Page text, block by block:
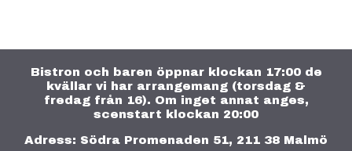
m
a
-
Bistron och baren öppnar klockan 17:00 de
kvällar vi har arrangemang (torsdag &
fredag från 16). Om inget annat anges,
scenstart klockan 20:00
Adress: Södra Promenaden 51, 211 38 Malmö